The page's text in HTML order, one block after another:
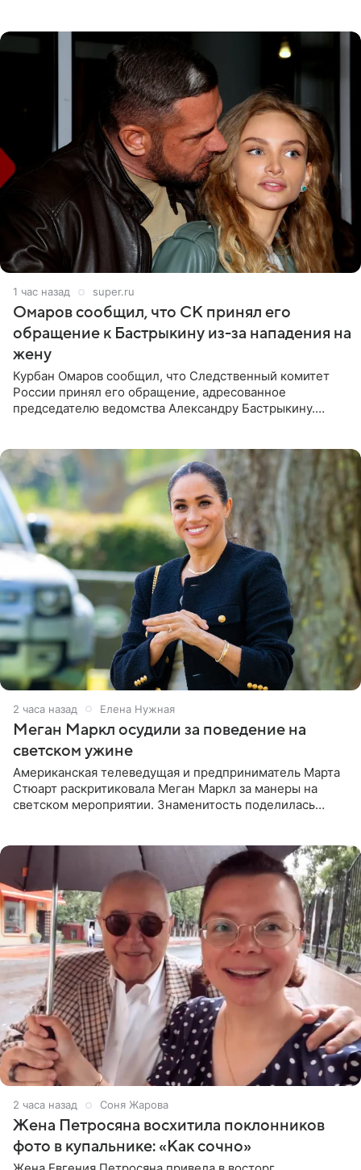
1 час назад super.ru
Омаров сообщил, что СК принял его
обращение к Бастрыкину из-за нападения на
жену
Курбан Омаров сообщил, что Следственный комитет
России принял его обращение, адресованное
председателю ведомства Александру Бастрыкину.
2 часа назад Елена Нужная
Меган Маркл осудили за поведение на
светском ужине
Американская телеведущая и предприниматель Марта
Стюарт раскритиковала Меган Маркл за манеры на
светском мероприятии. Знаменитость поделилась
2 часа назад Соня Жарова
Жена Петросяна восхитила поклонников
фото в купальнике: «Как сочно»